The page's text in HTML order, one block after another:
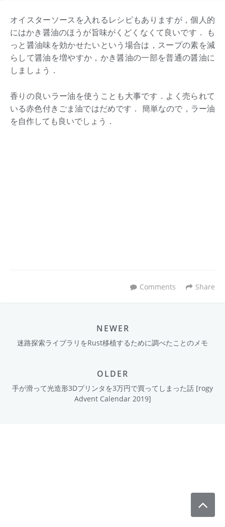
オイスターソースを入れるレシピもありますが，個人的
にはかき醤油のほうが旨味がくどくなくて良いです． も
っと醤油味を効かせたいという場合は，スープの素を減
らして醤油を増やすか，かき醤油の一部を普通の醤油に
しましょう．
香りの良いラー油を使うことも大事です．よく売られて
いる赤色付きごま油ではだめです． 簡単なので，ラー油
を自作しても良いでしょう．
Share
Comments
NEWER
迷路探索ライブラリをRust移植するために調べたことのメモ
OLDER
手が滑って光造形3Dプリンタを3万円で買ってしまった話 [rogy
Advent Calendar 2019]